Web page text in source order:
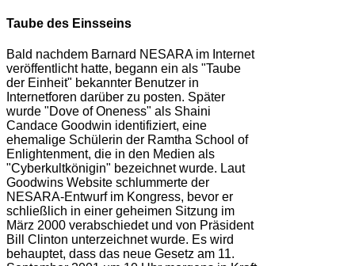
Taube des Einsseins
Bald nachdem Barnard NESARA im Internet
veröffentlicht hatte, begann ein als "Taube
der Einheit" bekannter Benutzer in
Internetforen darüber zu posten. Später
wurde "Dove of Oneness" als Shaini
Candace Goodwin identifiziert, eine
ehemalige Schülerin der Ramtha School of
Enlightenment, die in den Medien als
"Cyberkultkönigin" bezeichnet wurde. Laut
Goodwins Website schlummerte der
NESARA-Entwurf im Kongress, bevor er
schließlich in einer geheimen Sitzung im
März 2000 verabschiedet und von Präsident
Bill Clinton unterzeichnet wurde. Es wird
behauptet, dass das neue Gesetz am 11.